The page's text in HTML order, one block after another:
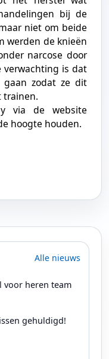
bij de
niet om beide
werden de knieën
narcose door
verwachting is dat
zodat ze dit
trainen.
via de website
hoogte houden.
Alle nieuws
voor heren team
gehuldigd!